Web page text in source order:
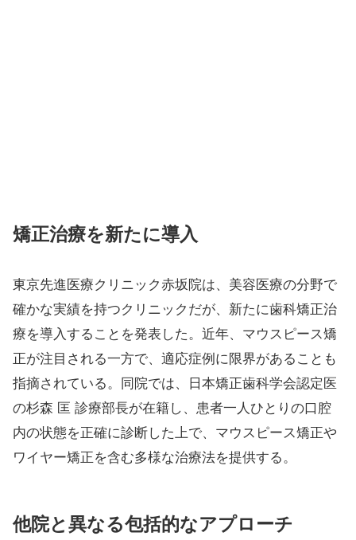
矯正治療を新たに導入
東京先進医療クリニック赤坂院は、美容医療の分野で
確かな実績を持つクリニックだが、新たに歯科矯正治
療を導入することを発表した。近年、マウスピース矯
正が注目される一方で、適応症例に限界があることも
指摘されている。同院では、日本矯正歯科学会認定医
の杉森 匡 診療部長が在籍し、患者一人ひとりの口腔
内の状態を正確に診断した上で、マウスピース矯正や
ワイヤー矯正を含む多様な治療法を提供する。
他院と異なる包括的なアプローチ